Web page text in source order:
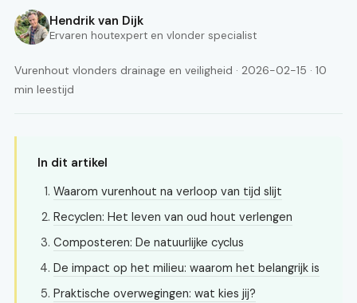
Hendrik van Dijk
Ervaren houtexpert en vlonder specialist
Vurenhout vlonders drainage en veiligheid · 2026-02-15 · 10
min leestijd
In dit artikel
Waarom vurenhout na verloop van tijd slijt
Recyclen: Het leven van oud hout verlengen
Composteren: De natuurlijke cyclus
De impact op het milieu: waarom het belangrijk is
Praktische overwegingen: wat kies jij?